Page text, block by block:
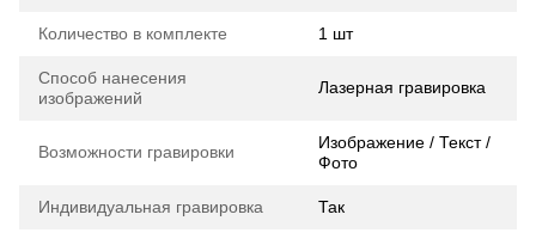
Количество в комплекте 1 шт
Способ нанесения
изображений
Лазерная гравировка
Возможности гравировки
Изображение / Текст /
Фото
Индивидуальная гравировка Так